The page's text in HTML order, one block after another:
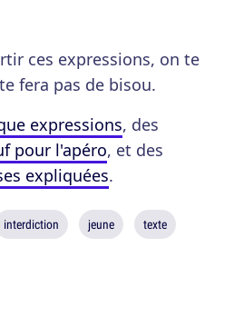
ces expressions, on te
fera pas de bisou.
expressions, des
pour l'apéro, et des
expliquées.
interdiction jeune texte